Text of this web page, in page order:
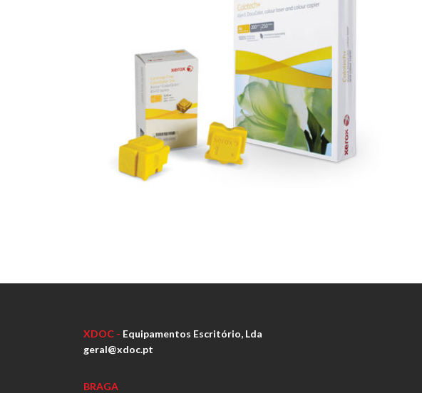
XDOC - Equipamentos Escritório, Lda
geral@xdoc.pt
BRAGA